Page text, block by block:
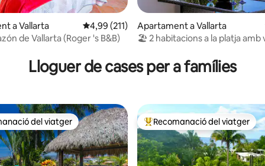
d'un total de 5; 147 avaluacions
a Vallarta 4,99 de puntuació mitjana d'un total de 5; 211
4,99 (211)
de Vallarta (Roger 's B&B)
Apartament a Vallarta
🏖 2 habitacions a la platja amb
Lloguer de cases per a famílies
recomanacions dels viatgers
del viatger Principals recomanacions dels
Recomanació del viatger